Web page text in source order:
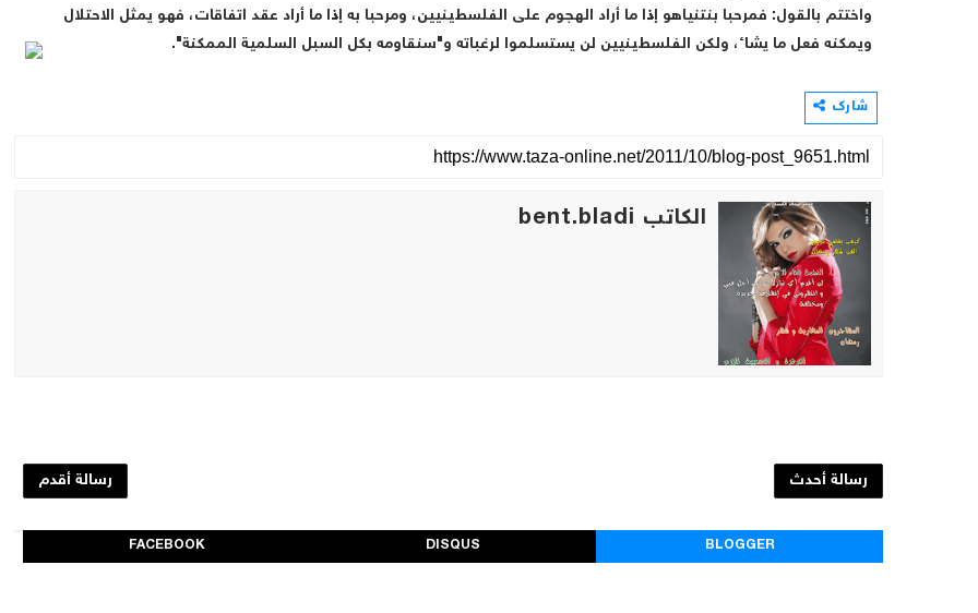
واختتم بالقول: فمرحبا بنتنياهو إذا ما أراد الهجوم على الفلسطينيين، ومرحبا به إذا ما أراد عقد اتفاقات، فهو يمثل الاحتلال
ويمكنه فعل ما يشاء، ولكن الفلسطينيين لن يستسلموا لرغباته و"سنقاومه بكل السبل السلمية الممكنة".
شارك
الكاتب bent.bladi
رسالة أحدث رسالة أقدم
BLOGGER
DISQUS
FACEBOOK